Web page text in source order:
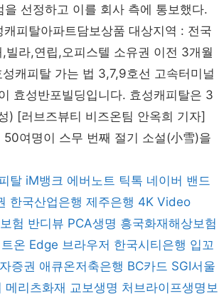
선정하고 이를 회사 측에 통보했다.
피탈아파트담보상품 대상지역 : 전국
라,연립,오피스텔 소유권 이전 3개월
캐피탈 가는 법 3,7,9호선 고속터미널
효성반포빌딩입니다. 효성캐피탈은 3
) [러브즈뷰티 비즈온팀 안옥희 기자]
여명이 스무 번째 절기 소설(小雪)을
탈 iM뱅크 에버노트 틱톡 네이버 밴드
한국산업은행 제주은행 4K Video
험 반디뷰 PCA생명 흥국화재해상보험
온 Edge 브라우저 한국시티은행 입꼬
증권 애큐온저축은행 BC카드 SGI서울
메리츠화재 교보생명 처브라이프생명보